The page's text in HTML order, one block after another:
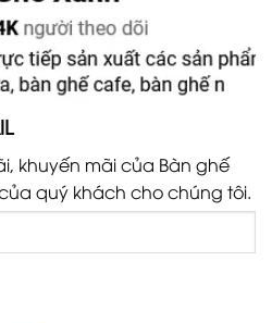
khuyến mãi của Bàn ghế
quý khách cho chúng tôi.